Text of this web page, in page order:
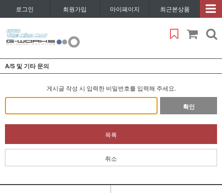
로그인 회원가입 마이페이지 최근본상품
A/S 및 기타 문의
게시글 작성 시 입력한 비밀번호를 입력해 주세요.
확인
목록
취소